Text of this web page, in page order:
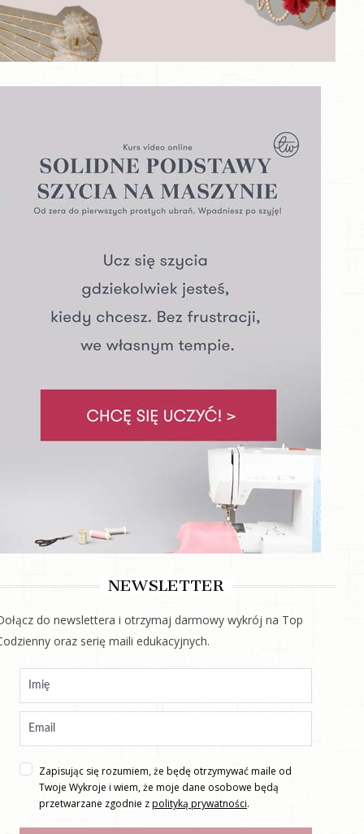
NEWSLETTER
do newslettera i otrzymaj darmowy wykrój na Top
oraz serię maili edukacyjnych.
Zapisując się rozumiem, że będę otrzymywać maile od
Twoje Wykroje i wiem, że moje dane osobowe będą
przetwarzane zgodnie zpolityką prywatności.